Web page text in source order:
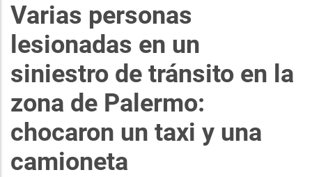
Varias personas
lesionadas en un
siniestro de tránsito en la
zona de Palermo:
chocaron un taxi y una
camioneta